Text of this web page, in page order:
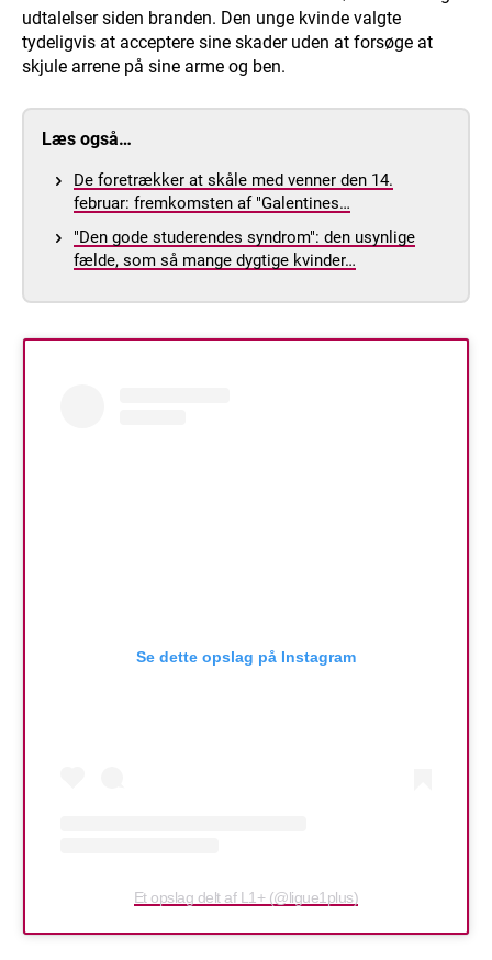
udtalelser siden branden. Den unge kvinde valgte
tydeligvis at acceptere sine skader uden at forsøge at
skjule arrene på sine arme og ben.
Læs også…
De foretrækker at skåle med venner den 14.
februar: fremkomsten af "Galentines…
"Den gode studerendes syndrom": den usynlige
fælde, som så mange dygtige kvinder…
Se dette opslag på Instagram
Et opslag delt af L1+ (@ligue1plus)